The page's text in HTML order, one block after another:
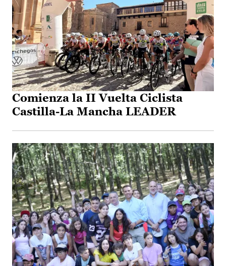
Comienza la II Vuelta Ciclista
Castilla-La Mancha LEADER